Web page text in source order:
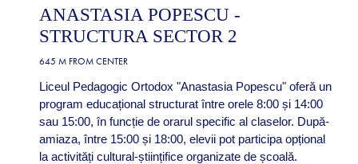
ANASTASIA POPESCU -
STRUCTURA SECTOR 2
645 M FROM CENTER
Liceul Pedagogic Ortodox "Anastasia Popescu" oferă un
program educațional structurat între orele 8:00 și 14:00
sau 15:00, în funcție de orarul specific al claselor. După-
amiaza, între 15:00 și 18:00, elevii pot participa opțional
la activități cultural-științifice organizate de școală.